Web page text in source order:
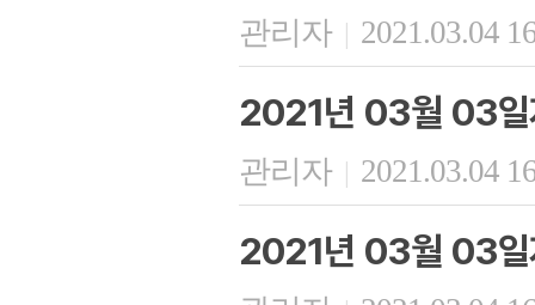
관리자 | 2021.03.04
2021년 03월 03일
관리자 | 2021.03.04
2021년 03월 03일